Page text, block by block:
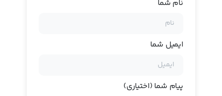
نام شما
ایمیل شما
پیام شما (اختیاری)